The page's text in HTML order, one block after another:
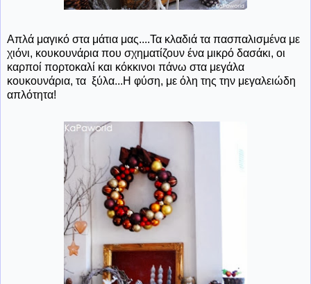
Απλά μαγικό στα μάτια μας....Τα κλαδιά τα πασπαλισμένα με
χιόνι, κουκουνάρια που σχηματίζουν ένα μικρό δασάκι, οι
καρποί πορτοκαλί και κόκκινοι πάνω στα μεγάλα
κουκουνάρια, τα ξύλα...Η φύση, με όλη της την μεγαλειώδη
απλότητα!